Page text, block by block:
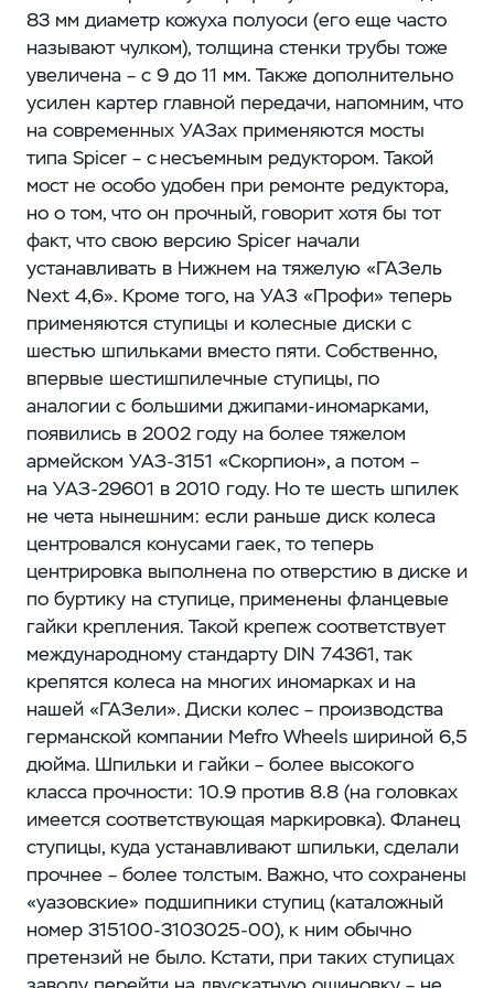
83 мм диаметр кожуха полуоси (его еще часто
называют чулком), толщина стенки трубы тоже
увеличена – ​с 9 до 11 мм. Также дополнительно
усилен картер главной передачи, напомним, что
на современных УАЗах применяются мосты
типа Spicer – ​c несъемным редуктором. Такой
мост не особо удобен при ремонте редуктора,
но о том, что он прочный, говорит хотя бы тот
факт, что свою версию Spicer начали
устанавливать в Нижнем на тяжелую «ГАЗель
Next 4,6». Кроме того, на УАЗ «Профи» теперь
применяются ступицы и колесные диски с
шестью шпильками вместо пяти. Собственно,
впервые шестишпилечные ступицы, по
аналогии с большими джипами-иномарками,
появились в 2002 году на более тяжелом
армейском УАЗ‑3151 «Скорпион», а потом –
​на УАЗ‑29601 в 2010 году. Но те шесть шпилек
не чета нынешним: если раньше диск колеса
центровался конусами гаек, то теперь
центрировка выполнена по отверстию в диске и
по буртику на ступице, применены фланцевые
гайки крепления. Такой крепеж соответствует
международному стандарту DIN 74361, так
крепятся колеса на многих иномарках и на
нашей «ГАЗели». Диски колес – ​производства
германской компании Mefro Wheels шириной 6,5
дюйма. Шпильки и гайки – ​более высокого
класса прочности: 10.9 против 8.8 (на головках
имеется соответствующая маркировка). Фланец
ступицы, куда устанавливают шпильки, сделали
прочнее – ​более толстым. Важно, что сохранены
«уазовские» подшипники ступиц (​каталожный
номер 315100-3103025-00), к ним обычно
претензий не было. Кстати, при таких ступицах